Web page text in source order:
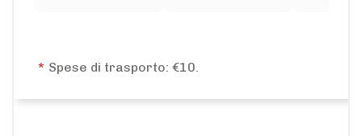
* Spese di trasporto: €10.